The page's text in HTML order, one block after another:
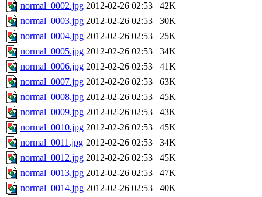
normal_0002.jpg 2012-02-26 02:53
42K
normal_0003.jpg 2012-02-26 02:53
30K
normal_0004.jpg 2012-02-26 02:53
25K
normal_0005.jpg 2012-02-26 02:53
34K
normal_0006.jpg 2012-02-26 02:53
41K
normal_0007.jpg 2012-02-26 02:53
63K
normal_0008.jpg 2012-02-26 02:53
45K
normal_0009.jpg 2012-02-26 02:53
43K
normal_0010.jpg 2012-02-26 02:53
45K
normal_0011.jpg 2012-02-26 02:53
34K
normal_0012.jpg 2012-02-26 02:53
45K
normal_0013.jpg 2012-02-26 02:53
47K
normal_0014.jpg 2012-02-26 02:53
40K